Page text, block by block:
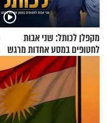
מקפלן לכותל: שני אבות
לחטופים במסע אחדות מרגש